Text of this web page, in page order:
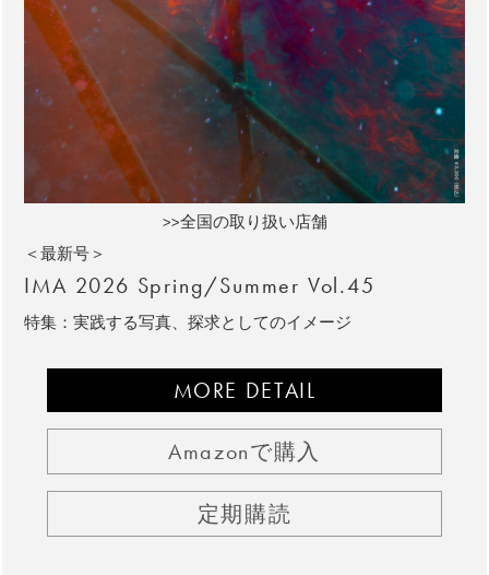
>>全国の取り扱い店舗
＜最新号＞
IMA 2026 Spring/Summer Vol.45
特集：実践する写真、探求としてのイメージ
MORE DETAIL
Amazonで購入
定期購読